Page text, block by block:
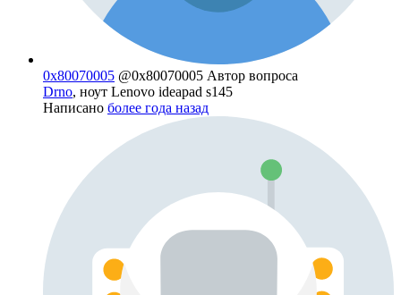
0x80070005 @0x80070005 Автор вопроса
Drno, ноут Lenovo ideapad s145
Написано более года назад